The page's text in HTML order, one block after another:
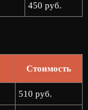
450 руб.
Стоимость
510 руб.